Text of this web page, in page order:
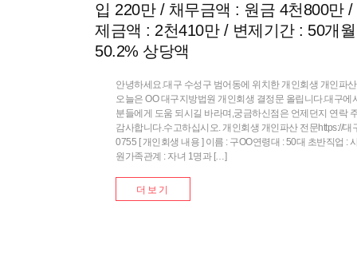
입 220만 / 채무금액 : 원금 4천800만
제금액 : 2천410만 / 변제기간 : 50개
50.2% 상당액
안녕하세요.대구 수성구 범어동에 위치한 개인회생 개인파
오늘은 OO 대구지방법원 개인회생 결정문 올립니다.대구에
분들에게 도움 되시길 바라며,궁금하신점은 언제던지 연락
감사합니다.수고하십시오. 개인회생 개인파산 전문https://대
0755 [ 개인회생 내용 ] 이름 : 구OO연령대 : 50대 초반직업 :
원가족관계 : 자녀 1명과 […]
더보기